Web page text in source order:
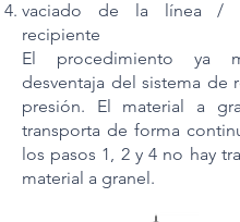
vaciado de la línea /
recipiente
El procedimiento ya
desventaja del sistema de
presión. El material a
transporta de forma
los pasos 1, 2 y 4 no hay
material a granel.